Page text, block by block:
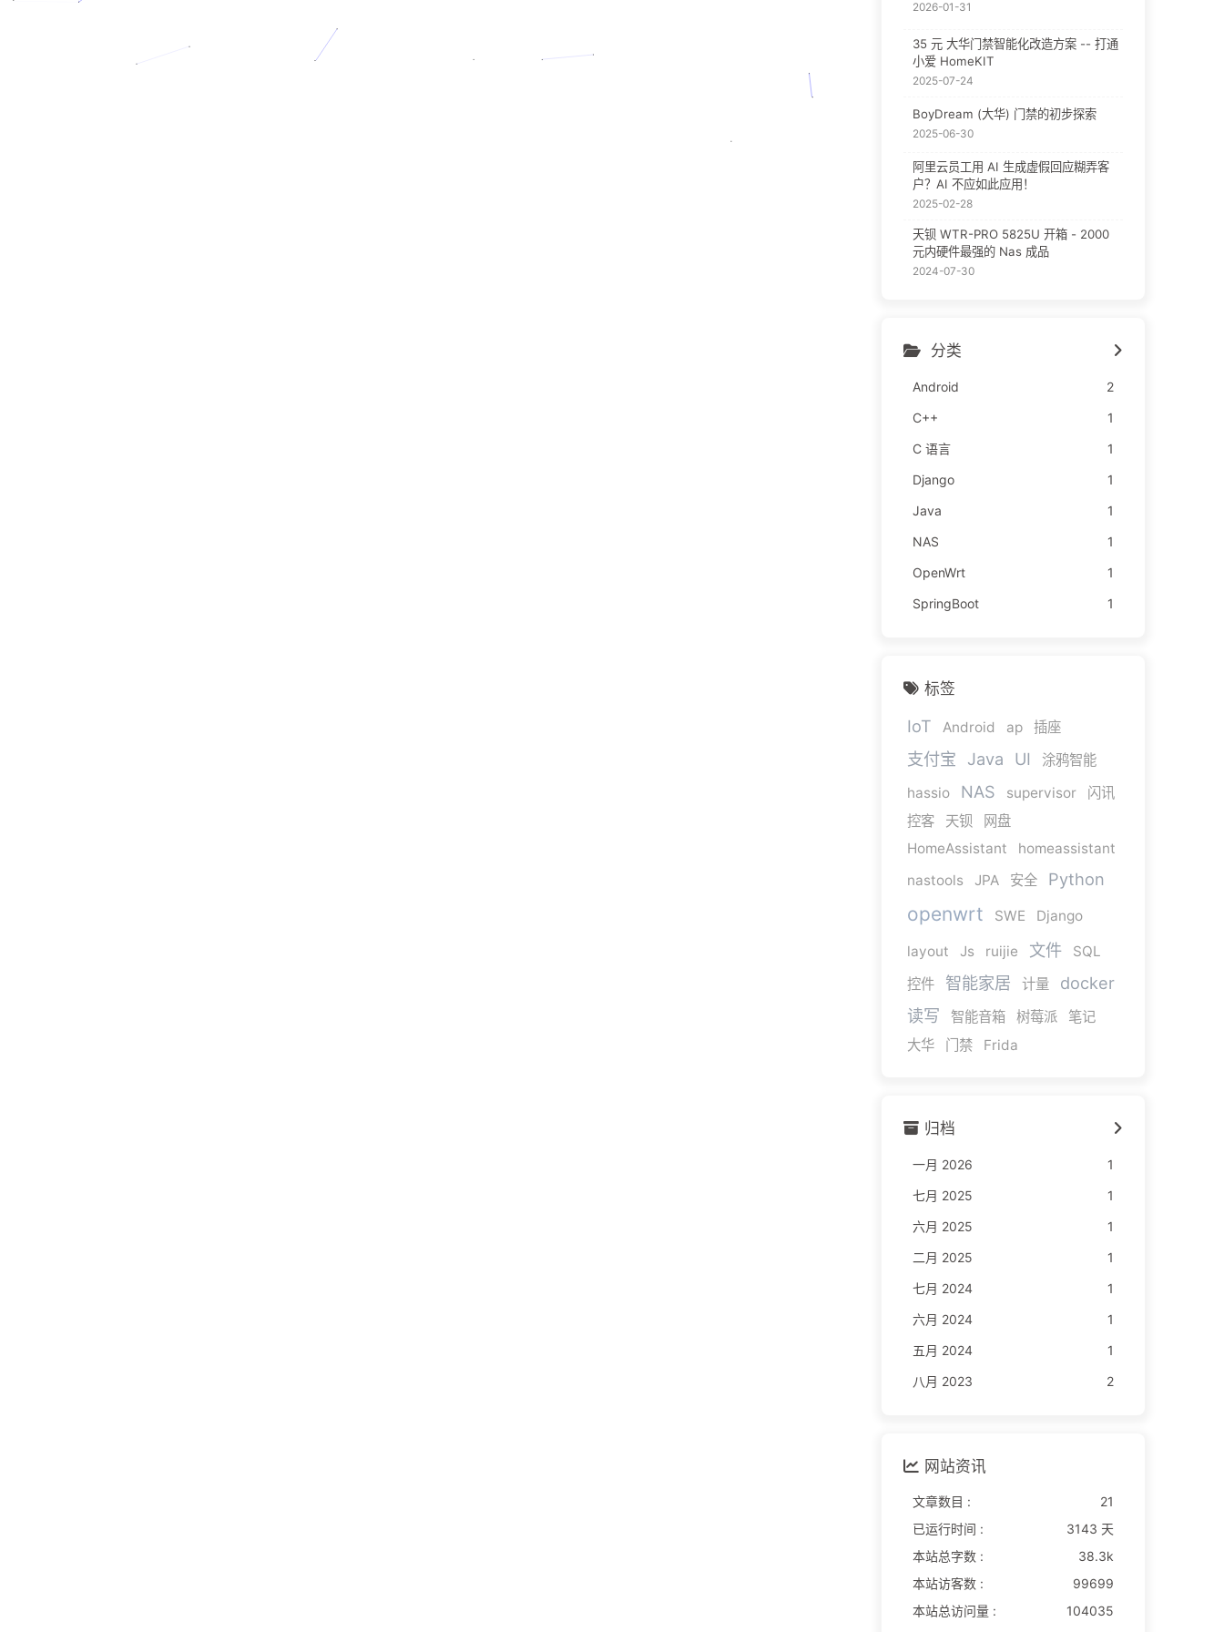
2026-01-31
35 元 大华门禁智能化改造方案 -- 打通
小爱 HomeKIT
2025-07-24
BoyDream (大华) 门禁的初步探索
2025-06-30
阿里云员工用 AI 生成虚假回应糊弄客
户？AI 不应如此应用！
2025-02-28
天钡 WTR-PRO 5825U 开箱 - 2000
元内硬件最强的 Nas 成品
2024-07-30
分类
Android
2
C++
1
C 语言
1
Django
1
Java
1
NAS
1
OpenWrt
1
SpringBoot
1
标签
IoT Android ap 插座
支付宝 Java UI
涂鸦智能
hassio
NAS supervisor
闪讯
控客
天钡
网盘
HomeAssistant
homeassistant
nastools
JPA 安全 Python
openwrt SWE Django
layout Js ruijie 文件
SQL
控件
智能家居 计量
docker
读写
智能音箱 树莓派
笔记
大华
门禁 Frida
归档
一月 2026
1
七月 2025
1
六月 2025
1
二月 2025
1
七月 2024
1
六月 2024
1
五月 2024
1
八月 2023
2
网站资讯
文章数目 :
21
已运行时间 :
3143 天
本站总字数 :
38.3k
本站访客数 :
99699
本站总访问量 :
104035